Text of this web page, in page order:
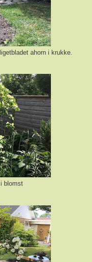
ahorn i krukke.
blomst